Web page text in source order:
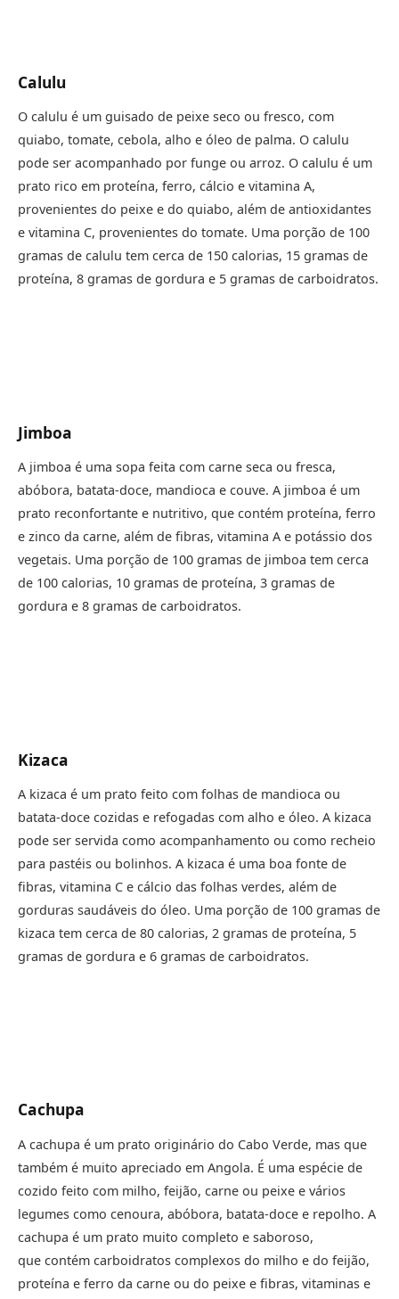
Calulu
O calulu é um guisado de peixe seco ou fresco, com
quiabo, tomate, cebola, alho e óleo de palma. O calulu
pode ser acompanhado por funge ou arroz. O calulu é um
prato rico em proteína, ferro, cálcio e vitamina A,
provenientes do peixe e do quiabo, além de antioxidantes
e vitamina C, provenientes do tomate. Uma porção de 100
gramas de calulu tem cerca de 150 calorias, 15 gramas de
proteína, 8 gramas de gordura e 5 gramas de carboidratos.
Jimboa
A jimboa é uma sopa feita com carne seca ou fresca,
abóbora, batata-doce, mandioca e couve. A jimboa é um
prato reconfortante e nutritivo, que contém proteína, ferro
e zinco da carne, além de fibras, vitamina A e potássio dos
vegetais. Uma porção de 100 gramas de jimboa tem cerca
de 100 calorias, 10 gramas de proteína, 3 gramas de
gordura e 8 gramas de carboidratos.
Kizaca
A kizaca é um prato feito com folhas de mandioca ou
batata-doce cozidas e refogadas com alho e óleo. A kizaca
pode ser servida como acompanhamento ou como recheio
para pastéis ou bolinhos. A kizaca é uma boa fonte de
fibras, vitamina C e cálcio das folhas verdes, além de
gorduras saudáveis do óleo. Uma porção de 100 gramas de
kizaca tem cerca de 80 calorias, 2 gramas de proteína, 5
gramas de gordura e 6 gramas de carboidratos.
Cachupa
A cachupa é um prato originário do Cabo Verde, mas que
também é muito apreciado em Angola. É uma espécie de
cozido feito com milho, feijão, carne ou peixe e vários
legumes como cenoura, abóbora, batata-doce e repolho. A
cachupa é um prato muito completo e saboroso,
que contém carboidratos complexos do milho e do feijão,
proteína e ferro da carne ou do peixe e fibras, vitaminas e